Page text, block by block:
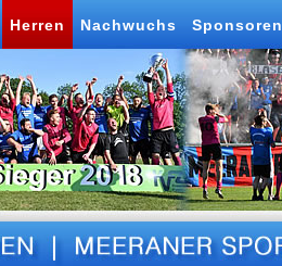
Herren Nachwuchs Sponsoren